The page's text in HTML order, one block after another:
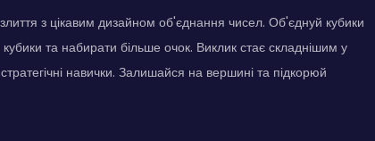
з цікавим дизайном об'єднання чисел. Об'єднуй кубики
та набирати більше очок. Виклик стає складнішим у
навички. Залишайся на вершині та підкорюй